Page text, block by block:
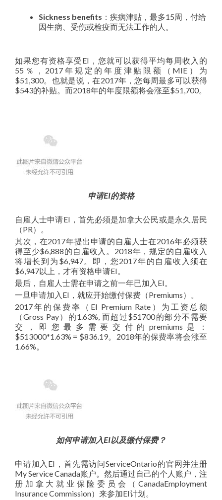
Sickness benefits ：疾病津贴，最多15周，付给
因生病、受伤或检疫而无法工作的人。
如果您有资格享受EI，您就可以获得平均每周收入的
55％，2017年规定的年度津贴限额（MIE）为
$51,300。也就是说，在2017年，您每周最多可以获得
$543的补贴。而2018年的年度限额将会涨至$51,700。
申请EI的资格
自雇人士申请EI，首先必须是加拿大公民或是永久居民
（PR）。
其次，在2017年提出申请的自雇人士在2016年必须获
得至少$6,888的自雇收入。2018年，规定的自雇收入
将增长到为$6,947。即，您2017年的自雇收入须在
$6,947以上，才有资格申请EI。
最后，自雇人士需在申请之前一年已加入EI。
一旦申请加入EI，就应开始缴付保费（Premiums）。
2017年的保费率（EI Premium Rate）为工资总额
（Gross Pay）的1.63%, 而超过$51700的部分不需要
交，即您最多需要交付的premiums是：
$513000*1.63% = $836.19。2018年的保费率将会涨至
1.66%。
如何申请加入EI以及缴付保费？
申请加入EI，首先需访问ServiceOntario的官网并注册
My Service Canada账户。然后通过自己的个人账户，注
册加拿大就业保险委员会（CanadaEmployment
Insurance Commission）来参加EI计划。